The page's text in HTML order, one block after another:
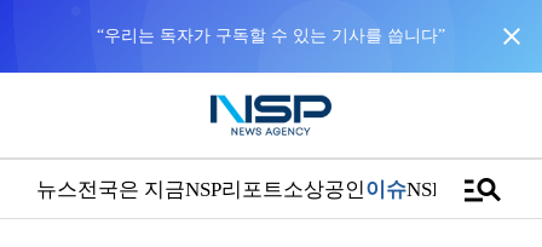
“우리는 독자가 구독할 수 있는 기사를 씁니다” close
뉴스전국은 지금NSP리포트소상공인이슈NSPTVmanage_search